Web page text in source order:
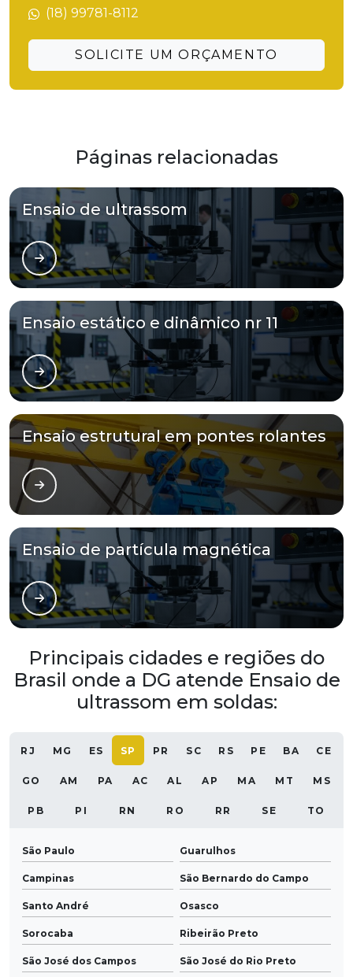
(18) 99781-8112
SOLICITE UM ORÇAMENTO
Páginas relacionadas
Ensaio de ultrassom
Ensaio estático e dinâmico nr 11
Ensaio estrutural em pontes rolantes
Ensaio de partícula magnética
Principais cidades e regiões do
Brasil onde a DG atende Ensaio de
ultrassom em soldas:
RJ MG ES SP PR SC RS PE BA CE
GO AM PA AC AL AP MA MT MS
PB PI RN RO RR SE TO
São Paulo Guarulhos
Campinas São Bernardo do Campo
Santo André Osasco
Sorocaba Ribeirão Preto
São José dos Campos São José do Rio Preto